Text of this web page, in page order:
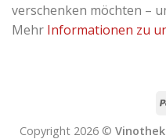
verschenken möchten –
Mehr Informationen zu
Copyright 2026 ©